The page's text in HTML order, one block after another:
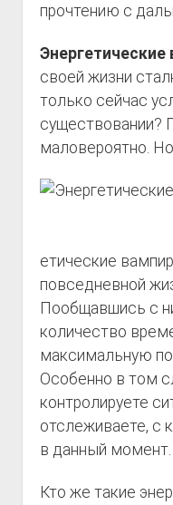
прочтению с
своей жизни
только сейчас
существовании?
маловероятно.
етические
повседневной
Пообщавшись с
количество
максимальную
Особенно в том
контролируете
отслеживаете, с
в данный момент.
Кто же такие